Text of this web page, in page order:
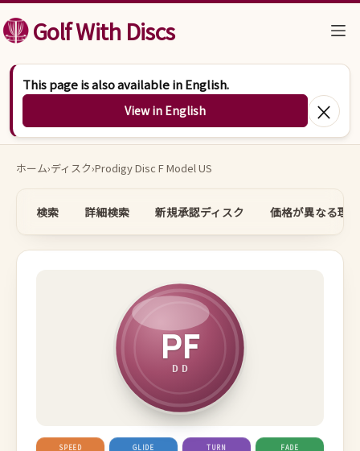
コンテンツへスキップ
Golf With Discs
This page is also available in English.
View in English ×
ホーム›ディスク›Prodigy Disc F Model US
検索 詳細検索 新規承認ディスク 価格が異なる理由
PF
DD
SPEED GLIDE TURN FADE